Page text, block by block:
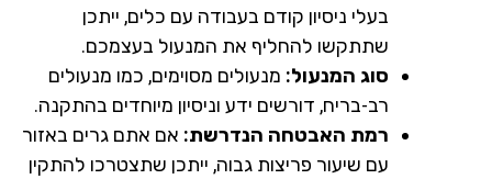
בעלי ניסיון קודם בעבודה עם כלים, ייתכן
שתתקשו להחליף את המנעול בעצמכם.
סוג המנעול:מנעולים מסוימים, כמו מנעולים
רב-בריח, דורשים ידע וניסיון מיוחדים בהתקנה.
רמת האבטחה הנדרשת:אם אתם גרים באזור
עם שיעור פריצות גבוה, ייתכן שתצטרכו להתקין